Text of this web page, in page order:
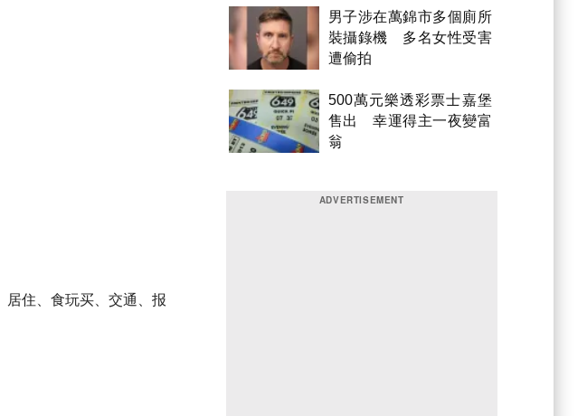
住、食玩买、交通、报
男子涉在萬錦市多個廁所
裝攝錄機 多名女性受害
遭偷拍
500萬元樂透彩票士嘉堡
售出 幸運得主一夜變富
翁